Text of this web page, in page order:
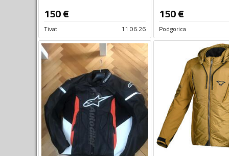
150€
Tivat 11.06.26
150€
Podgorica